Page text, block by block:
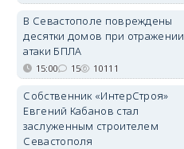
В Севастополе повреждены
десятки домов при отражении
атаки БПЛА
15:00 15 10111
Собственник «ИнтерСтроя»
Евгений Кабанов стал
заслуженным строителем
Севастополя